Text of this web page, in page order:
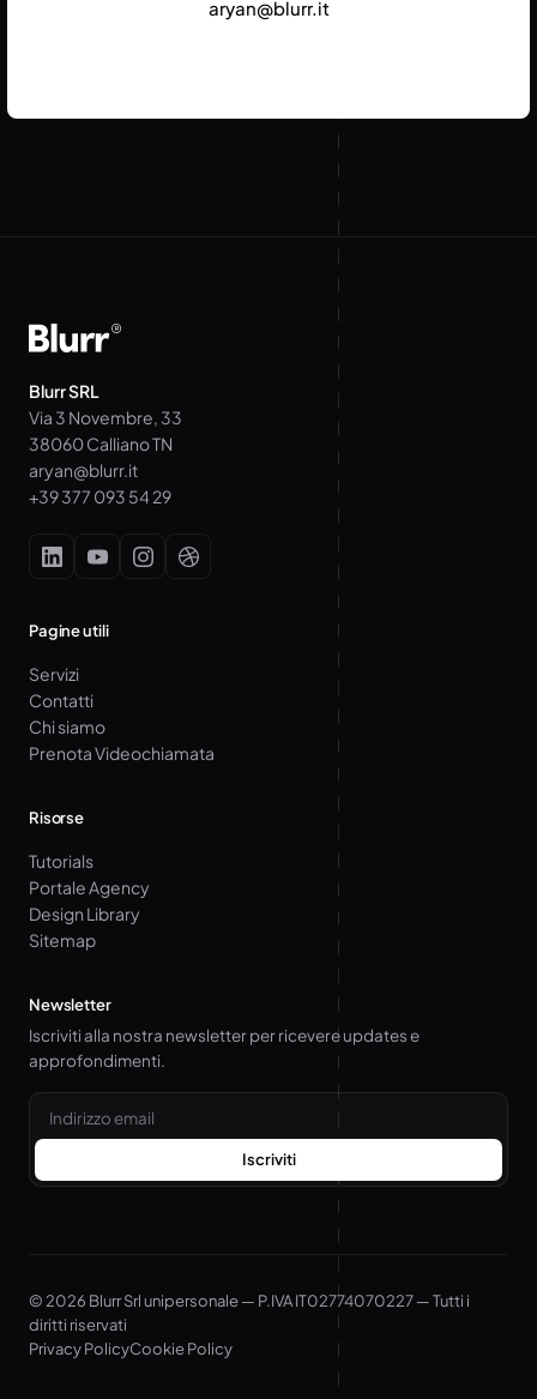
aryan@blurr.it
Blurr SRL
Via 3 Novembre, 33
38060 Calliano TN
aryan@blurr.it
+39 377 093 54 29
Pagine utili
Servizi
Contatti
Chi siamo
Prenota Videochiamata
Risorse
Tutorials
Portale Agency
Design Library
Sitemap
Newsletter
Iscriviti alla nostra newsletter per ricevere updates e
approfondimenti.
Email
Iscriviti
© 2026 Blurr Srl unipersonale — P.IVA IT02774070227 — Tutti i
diritti riservati
Privacy PolicyCookie Policy